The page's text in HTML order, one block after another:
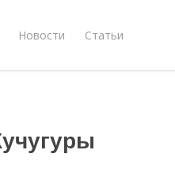
Новости Статьи